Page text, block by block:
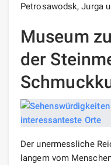
Petrosawodsk, Jurga
Museum
der
Der unermessliche
langem vom